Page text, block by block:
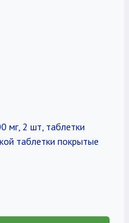
мг, 2 шт, таблетки
таблетки покрытые